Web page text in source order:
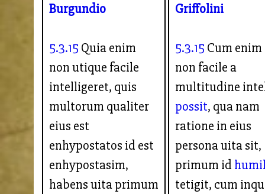
Burgundio
5.3.15 Quia enim
non utique facile
intelligeret, quis
multorum qualiter
eius est
enhypostatos id est
enhypostasim,
habens uita primum
Griffolini
5.3.15 Cum enim
non facile a
multitudine
possit, qua nam
ratione in eius
persona uita sit,
primum id
tetigit, cum